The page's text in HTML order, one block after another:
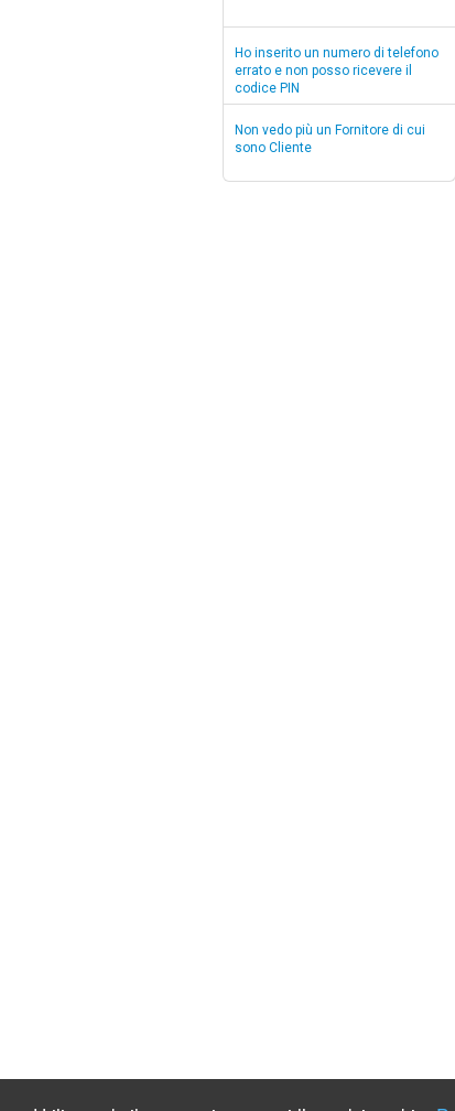
Ho inserito un numero di telefono
errato e non posso ricevere il
codice PIN
Non vedo più un Fornitore di cui
sono Cliente